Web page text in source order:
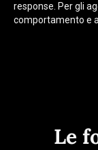
response. Per gli
comportamento e
Le